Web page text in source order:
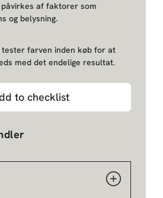
af faktorer som
og belysning.
farven inden køb for at
med det endelige resultat.
to checklist